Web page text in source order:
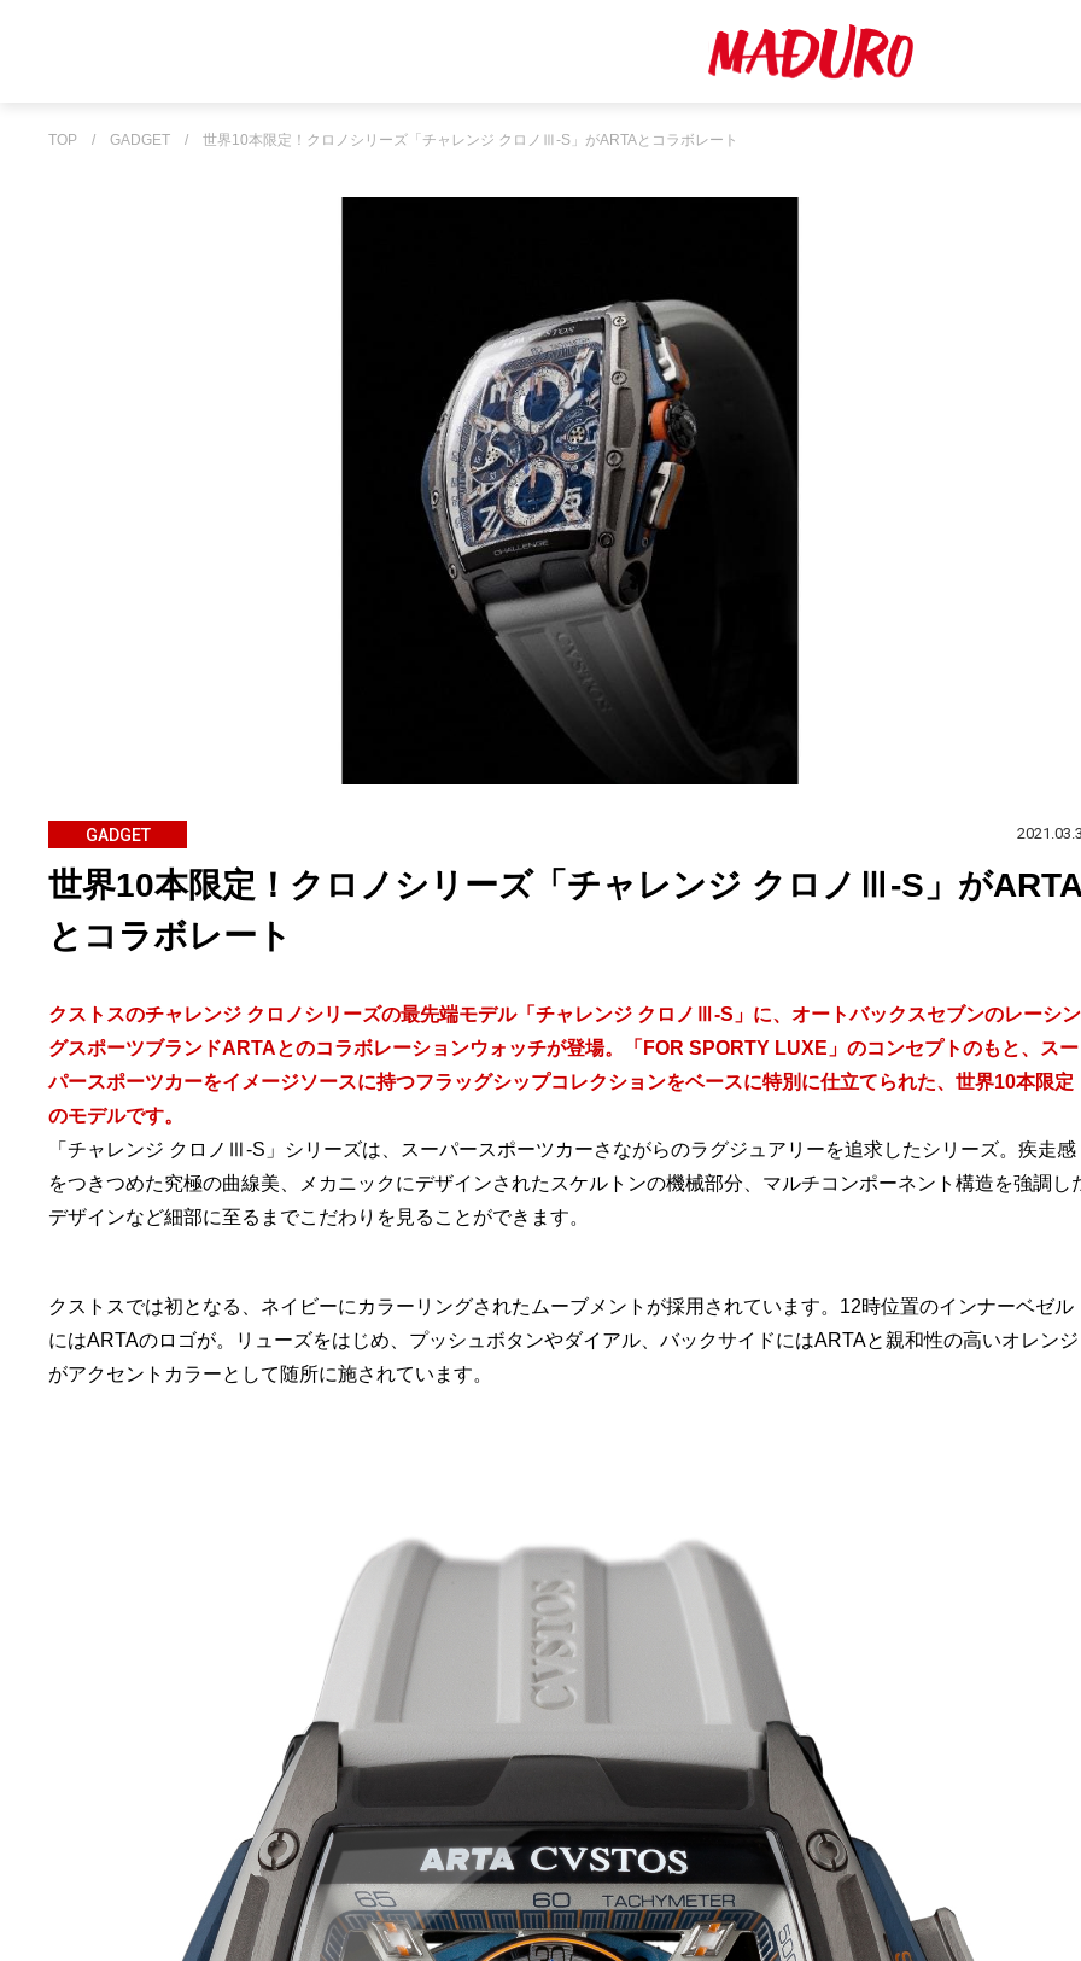
TOP / GADGET / 世界10本限定！クロノシリーズ「チャレンジ クロノⅢ-S」がARTAとコラボレート
GADGET
世界10本限定！クロノシリーズ「チャレンジ クロノⅢ-S」がARTA
とコラボレート
クストスのチャレンジ クロノシリーズの最先端モデル「チャレンジ クロノⅢ-S」に、オートバックスセブンのレーシン
グスポーツブランドARTAとのコラボレーションウォッチが登場。「FOR SPORTY LUXE」のコンセプトのもと、スー
パースポーツカーをイメージソースに持つフラッグシップコレクションをベースに特別に仕立てられた、世界10本限定
のモデルです。
「チャレンジ クロノⅢ-S」シリーズは、スーパースポーツカーさながらのラグジュアリーを追求したシリーズ。疾走感
をつきつめた究極の曲線美、メカニックにデザインされたスケルトンの機械部分、マルチコンポーネント構造を強調し
デザインなど細部に至るまでこだわりを見ることができます。
クストスでは初となる、ネイビーにカラーリングされたムーブメントが採用されています。12時位置のインナーベゼル
にはARTAのロゴが。リューズをはじめ、プッシュボタンやダイアル、バックサイドにはARTAと親和性の高いオレンジ
がアクセントカラーとして随所に施されています。